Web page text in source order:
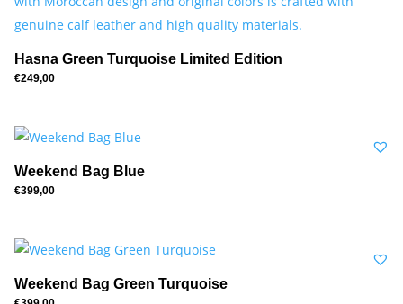
Hasna Green Turquoise Limited Edition
€249,00
Weekend Bag Blue
€399,00
Weekend Bag Green Turquoise